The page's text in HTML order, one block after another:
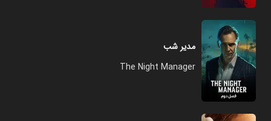
مدیر شب
The Night Manager